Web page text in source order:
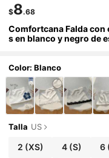
$8.68
Comfortcana Falda con
s en blanco y negro de
Color: Blanco
Talla US
2 (XS) 4(S) 6